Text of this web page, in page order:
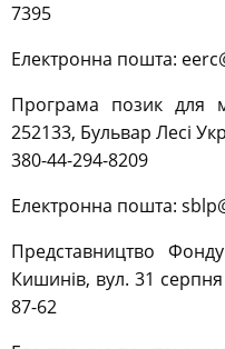
7395
Електронна пошта:
Програма позик для
252133, Бульвар Лесі
380-44-294-8209
Електронна пошта:
Представництво
Кишинів, вул. 31
87-62